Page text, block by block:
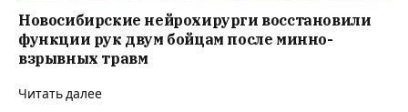
Новосибирские нейрохирурги восстановили
функции рук двум бойцам после минно-
взрывных травм
Читать далее